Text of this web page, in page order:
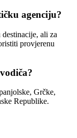
agenciju?
ali za
provjerenu
Grčke,
Republike.